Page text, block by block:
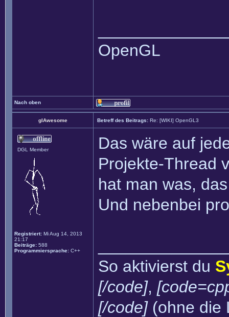
OpenGL
Nach oben
glAwesome Betreff des Beitrags: Re: [WIKI] OpenGL3
DGL Member
Registriert: Mi Aug 14, 2013
21:17
Beiträge: 588
Programmiersprache: C++
Das wäre auf
Projekte-Thread
hat man was,
Und nebenbei
So aktivierst du
[/code],
[/code](ohne die